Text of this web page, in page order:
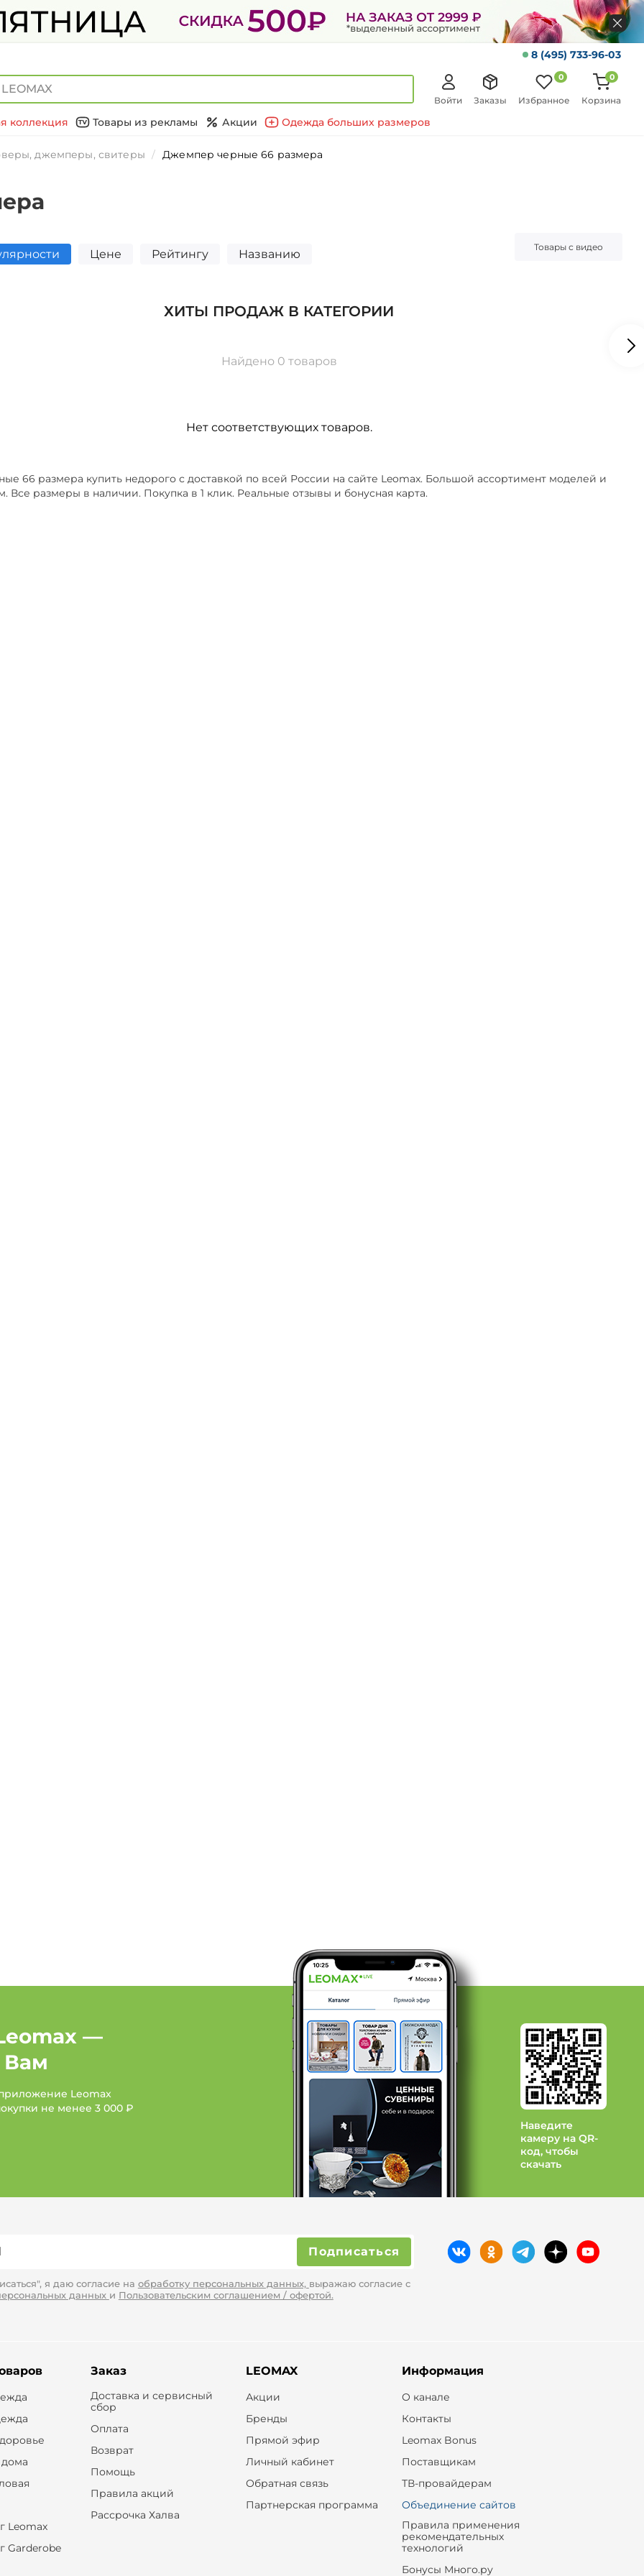
8 (495) 733-96-03
Войти Заказы Избранное
0
Корзина
0
коллекция Товары из рекламы Акции Одежда больших размеров
джемперы, свитеры Джемпер черные 66 размера
Цене Рейтингу Названию
Товары с видео
ХИТЫ ПРОДАЖ В КАТЕГОРИИ
Найдено 0 товаров
Нет соответствующих товаров.
66 размера купить недорого с доставкой по всей России на сайте Leomax. Большой ассортимент моделей и
Все размеры в наличии. Покупка в 1 клик. Реальные отзывы и бонусная карта.
—
Вам
Leomax
не менее 3 000 ₽
Наведите
камеру на QR-
код, чтобы
скачать
Подписаться
я даю согласие на обработку персональных данных, выражаю согласие с
данных и Пользовательским соглашением / офертой.
Leomax
Garderobe
Заказ
Доставка и сервисный
сбор
Оплата
Возврат
Помощь
Правила акций
Рассрочка Халва
LEOMAX
Акции
Бренды
Прямой эфир
Личный кабинет
Обратная связь
Партнерская программа
Информация
О канале
Контакты
Leomax Bonus
Поставщикам
ТВ-провайдерам
Объединение сайтов
Правила применения
рекомендательных
технологий
Бонусы Много.ру